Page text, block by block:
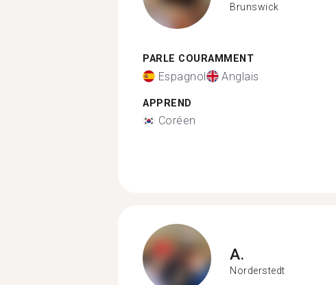
Brunswick
PARLE COURAMMENT
Espagnol Anglais
APPREND
Coréen
A.
Norderstedt